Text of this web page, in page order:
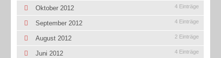
Oktober 2012 4 Einträge
September 2012 4 Einträge
August 2012 2 Einträge
Juni 2012 4 Einträge